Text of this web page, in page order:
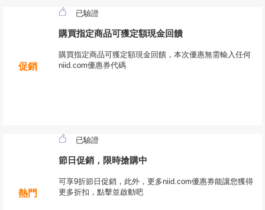
促銷
已驗證
購買指定商品可獲定額現金回饋
購買指定商品可獲定額現金回饋，本次優惠無需輸入任何
niid.com優惠券代碼
熱門
已驗證
節日促銷，限時搶購中
可享9折節日促銷，此外，更多niid.com優惠券能讓您獲得
更多折扣，點擊並啟動吧